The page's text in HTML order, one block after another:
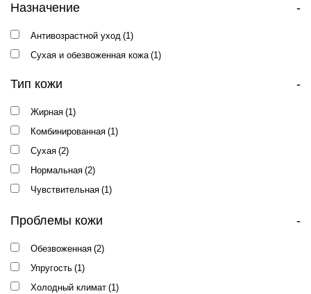
Назначение -
Антивозрастной уход (1)
Сухая и обезвоженная кожа (1)
Тип кожи -
Жирная (1)
Комбинированная (1)
Сухая (2)
Нормальная (2)
Чувствительная (1)
Проблемы кожи -
Обезвоженная (2)
Упругость (1)
Холодный климат (1)